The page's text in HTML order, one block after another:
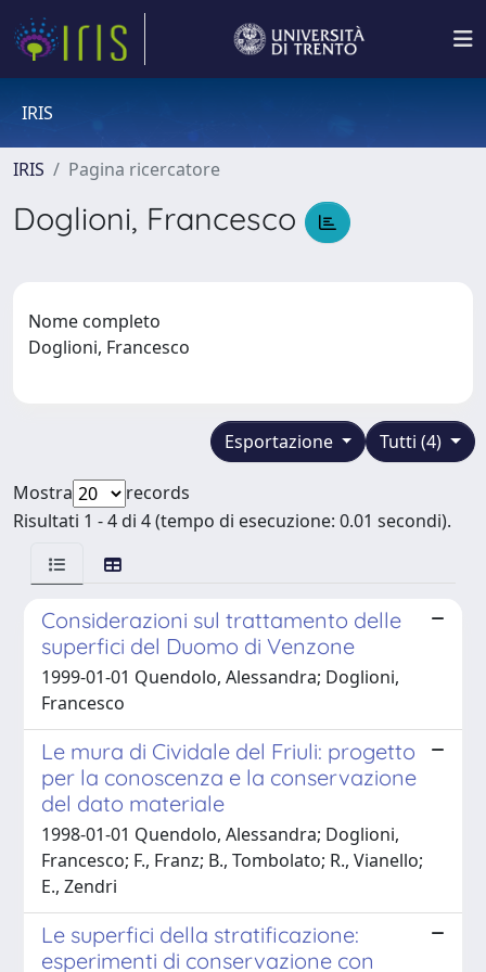
IRIS
IRIS Pagina ricercatore
Doglioni, Francesco
Nome completo
Doglioni, Francesco
Tutti (4)
Esportazione
Mostra
records
Risultati 1 - 4 di 4 (tempo di esecuzione: 0.01 secondi).
Considerazioni sul trattamento delle
superfici del Duomo di Venzone
1999-01-01 Quendolo, Alessandra; Doglioni,
Francesco
Le mura di Cividale del Friuli: progetto
per la conoscenza e la conservazione
del dato materiale
1998-01-01 Quendolo, Alessandra; Doglioni,
Francesco; F., Franz; B., Tombolato; R., Vianello;
E., Zendri
Le superfici della stratificazione:
esperimenti di conservazione con